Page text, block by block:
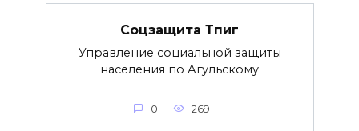
Соцзащита Тпиг
Управление социальной защиты
населения по Агульскому
0 269